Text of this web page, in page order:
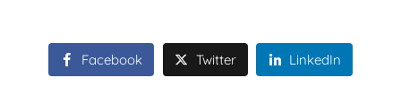
Facebook Twitter LinkedIn